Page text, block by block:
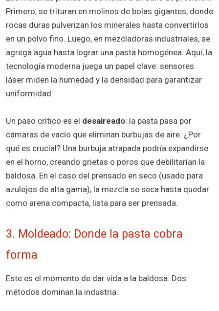
Primero, se trituran en molinos de bolas gigantes, donde
rocas duras pulverizan los minerales hasta convertirlos
en un polvo fino. Luego, en mezcladoras industriales, se
agrega agua hasta lograr una pasta homogénea. Aquí, la
tecnología moderna juega un papel clave: sensores
láser miden la humedad y la densidad para garantizar
uniformidad.
Un paso crítico es el desaireado: la pasta pasa por
cámaras de vacío que eliminan burbujas de aire. ¿Por
qué es crucial? Una burbuja atrapada podría expandirse
en el horno, creando grietas o poros que debilitarían la
baldosa. En el caso del prensado en seco (usado para
azulejos de alta gama), la mezcla se seca hasta quedar
como arena compacta, lista para ser prensada.
3. Moldeado: Donde la pasta cobra
forma
Este es el momento de dar vida a la baldosa. Dos
métodos dominan la industria: